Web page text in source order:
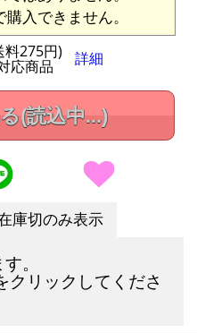
入できません。
料275円)
応商品 詳細
(読込中...)
庫切のみ表示
。
クリックしてくださ